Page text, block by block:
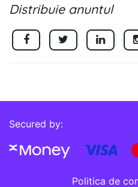
Distribuie anuntul
Secured by:
Politica de